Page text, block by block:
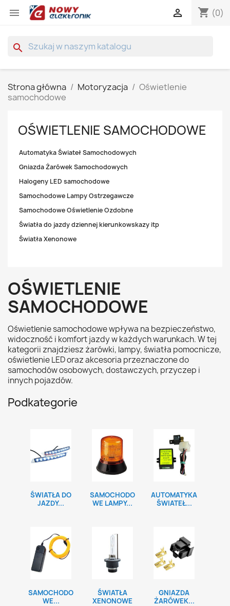
 shopping_cart (0)

search
Strona główna Motoryzacja
Oświetlenie
samochodowe
OŚWIETLENIE SAMOCHODOWE
Automatyka Świateł Samochodowych
Gniazda Żarówek Samochodowych
Halogeny LED samochodowe
Samochodowe Lampy Ostrzegawcze
Samochodowe Oświetlenie Ozdobne
Światła do jazdy dziennej kierunkowskazy itp
Światła Xenonowe
OŚWIETLENIE
SAMOCHODOWE
Oświetlenie samochodowe wpływa na bezpieczeństwo,
widoczność i komfort jazdy w każdych warunkach. W tej
kategorii znajdziesz żarówki, lampy, światła pomocnicze,
oświetlenie LED oraz akcesoria przeznaczone do
samochodów osobowych, dostawczych, przyczep i
innych pojazdów.
Podkategorie
ŚWIATŁA DO
JAZDY...
SAMOCHODO
WE LAMPY...
AUTOMATYKA
ŚWIATEŁ...
SAMOCHODO
WE...
ŚWIATŁA
XENONOWE
GNIAZDA
ŻARÓWEK...